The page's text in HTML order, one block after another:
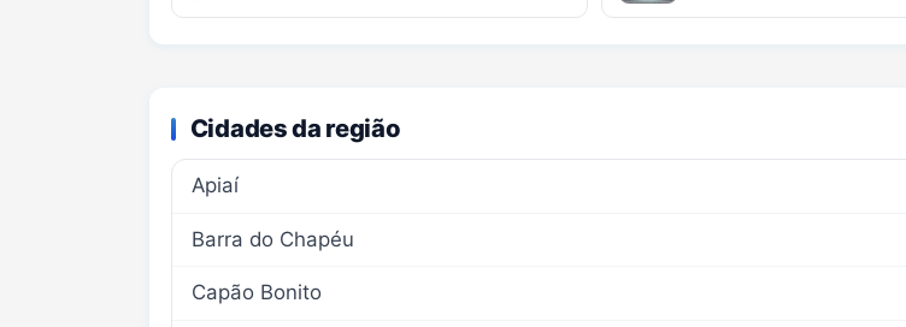
Cidades da região
Apiaí
Barra do Chapéu
Capão Bonito